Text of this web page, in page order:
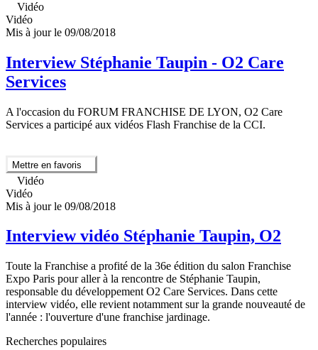
Vidéo
Vidéo
Mis à jour le 09/08/2018
Interview Stéphanie Taupin - O2 Care
Services
A l'occasion du FORUM FRANCHISE DE LYON, O2 Care
Services a participé aux vidéos Flash Franchise de la CCI.
Mettre en favoris
Vidéo
Vidéo
Mis à jour le 09/08/2018
Interview vidéo Stéphanie Taupin, O2
Toute la Franchise a profité de la 36e édition du salon Franchise
Expo Paris pour aller à la rencontre de Stéphanie Taupin,
responsable du développement O2 Care Services. Dans cette
interview vidéo, elle revient notamment sur la grande nouveauté de
l'année : l'ouverture d'une franchise jardinage.
Recherches populaires